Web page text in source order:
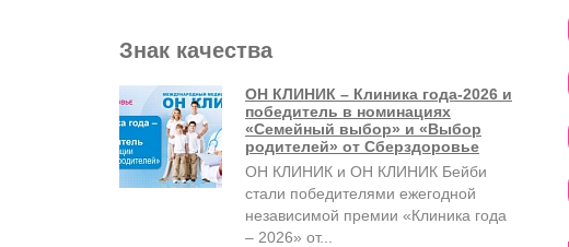
Знак качества
ОН КЛИНИК – Клиника года-2026 и
победитель в номинациях
«Семейный выбор» и «Выбор
родителей» от Сберздоровье
ОН КЛИНИК и ОН КЛИНИК Бейби
стали победителями ежегодной
независимой премии «Клиника года
– 2026» от...